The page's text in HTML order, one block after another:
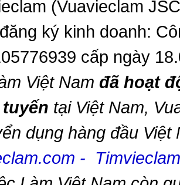
(Vuavieclam
ký kinh doanh:
cấp ngày
Việt Nam đã hoạt
tại Việt Nam,
dụng hàng đầu Việt
-